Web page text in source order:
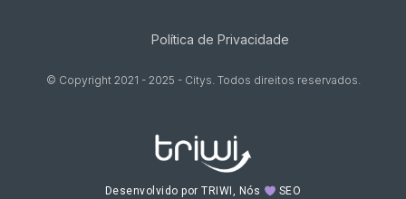
Política de Privacidade
© Copyright 2021 - 2025 - Citys. Todos direitos reservados.
Desenvolvido por TRIWI, Nós SEO